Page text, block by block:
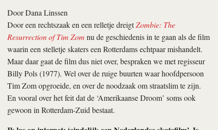
DoorDana Linssen
Door een rechtszaak en een relletje dreigtZombie: The
Resurrection of Tim Zom nu de geschiedenis in te gaan als de film
waarin een stelletje skaters een Rotterdams echtpaar mishandelt.
Maar daar gaat de film dus niet over, bespraken we met regisseur
Billy Pols (1977). Wel over de ruige buurten waar hoofdpersoon
Tim Zom opgroeide, en over de noodzaak om straatslim te zijn.
En vooral over het feit dat de ‘Amerikaanse Droom’ soms ook
gewoon in Rotterdam-Zuid bestaat.